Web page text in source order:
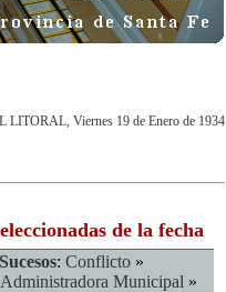
LITORAL, Viernes 19 de Enero de 1934
de la fecha
Sucesos: Conflicto »
Municipal »